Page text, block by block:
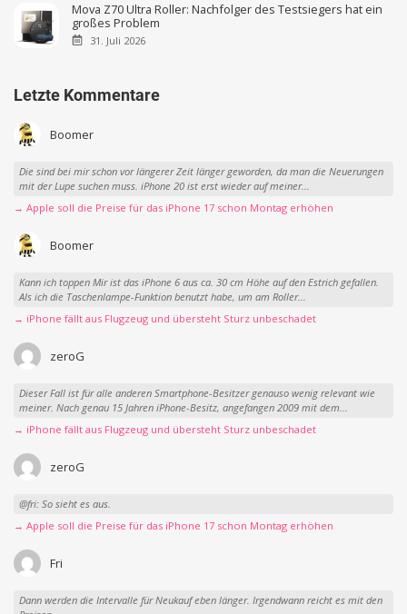
Mova Z70 Ultra Roller: Nachfolger des Testsiegers hat ein
großes Problem
31. Juli 2026
Letzte Kommentare
Boomer
Die sind bei mir schon vor längerer Zeit länger geworden, da man die Neuerungen
mit der Lupe suchen muss. iPhone 20 ist erst wieder auf meiner...
→ Apple soll die Preise für das iPhone 17 schon Montag erhöhen
Boomer
Kann ich toppen Mir ist das iPhone 6 aus ca. 30 cm Höhe auf den Estrich gefallen.
Als ich die Taschenlampe-Funktion benutzt habe, um am Roller...
→ iPhone fällt aus Flugzeug und übersteht Sturz unbeschadet
zeroG
Dieser Fall ist für alle anderen Smartphone-Besitzer genauso wenig relevant wie
meiner. Nach genau 15 Jahren iPhone-Besitz, angefangen 2009 mit dem...
→ iPhone fällt aus Flugzeug und übersteht Sturz unbeschadet
zeroG
@fri: So sieht es aus.
→ Apple soll die Preise für das iPhone 17 schon Montag erhöhen
Fri
Dann werden die Intervalle für Neukauf eben länger. Irgendwann reicht es mit den